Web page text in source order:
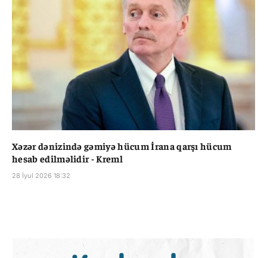
Xəzər dənizində gəmiyə hücum İrana qarşı hücum
hesab edilməlidir - Kreml
28 İyul 2026 18:32